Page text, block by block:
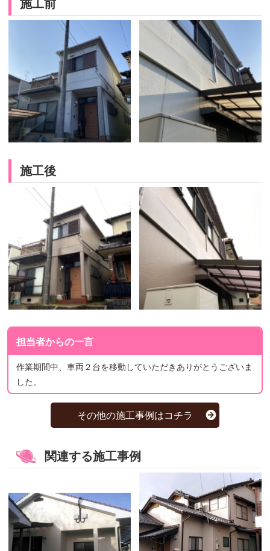
施工前
施工後
担当者からの一言
作業期間中、車両２台を移動していただきありがとうございま
した。
その他の施工事例はコチラ
関連する施工事例